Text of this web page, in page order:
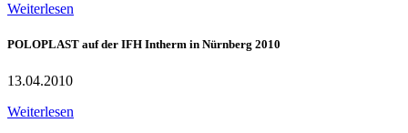
Weiterlesen
POLOPLAST auf der IFH Intherm in Nürnberg 2010
13.04.2010
Weiterlesen